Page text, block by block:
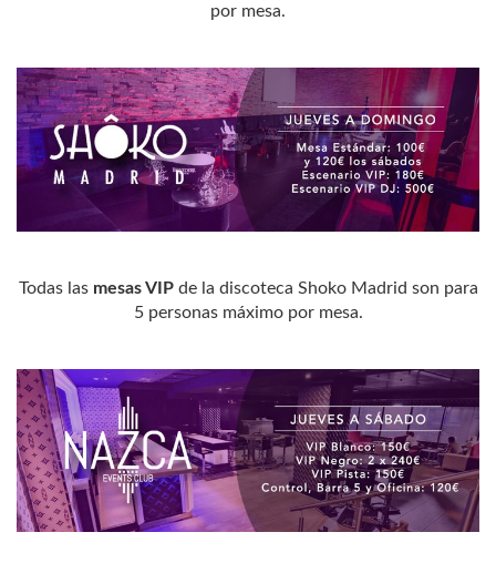
por mesa.
Todas las mesas VIPde la discoteca Shoko Madrid son para
5 personas máximo por mesa.